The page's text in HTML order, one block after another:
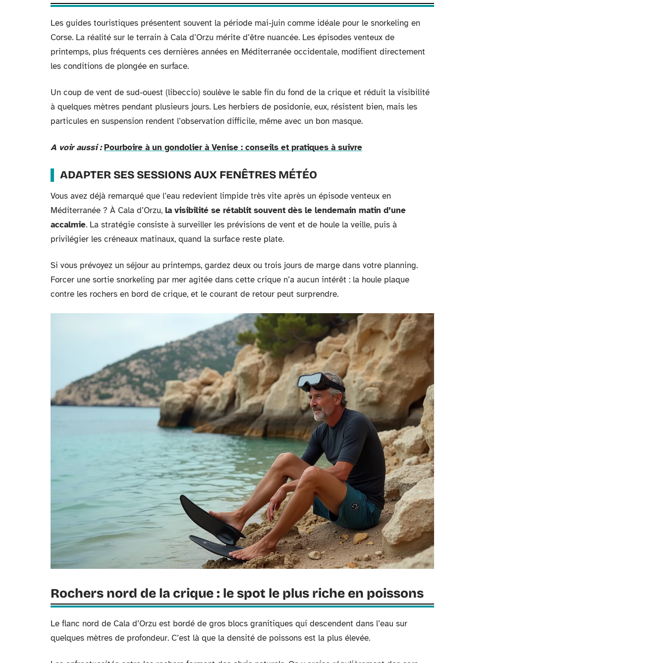
Les guides touristiques présentent souvent la période mai-juin comme idéale pour le snorkeling en
Corse. La réalité sur le terrain à Cala d’Orzu mérite d’être nuancée. Les épisodes venteux de
printemps, plus fréquents ces dernières années en Méditerranée occidentale, modifient directement
les conditions de plongée en surface.
Un coup de vent de sud-ouest (libeccio) soulève le sable fin du fond de la crique et réduit la visibilité
à quelques mètres pendant plusieurs jours. Les herbiers de posidonie, eux, résistent bien, mais les
particules en suspension rendent l’observation difficile, même avec un bon masque.
A voir aussi : Pourboire à un gondolier à Venise : conseils et pratiques à suivre
ADAPTER SES SESSIONS AUX FENÊTRES MÉTÉO
Vous avez déjà remarqué que l’eau redevient limpide très vite après un épisode venteux en
Méditerranée ? À Cala d’Orzu, la visibilité se rétablit souvent dès le lendemain matin d’une
accalmie. La stratégie consiste à surveiller les prévisions de vent et de houle la veille, puis à
privilégier les créneaux matinaux, quand la surface reste plate.
Si vous prévoyez un séjour au printemps, gardez deux ou trois jours de marge dans votre planning.
Forcer une sortie snorkeling par mer agitée dans cette crique n’a aucun intérêt : la houle plaque
contre les rochers en bord de crique, et le courant de retour peut surprendre.
Rochers nord de la crique : le spot le plus riche en poissons
Le flanc nord de Cala d’Orzu est bordé de gros blocs granitiques qui descendent dans l’eau sur
quelques mètres de profondeur. C’est là que la densité de poissons est la plus élevée.